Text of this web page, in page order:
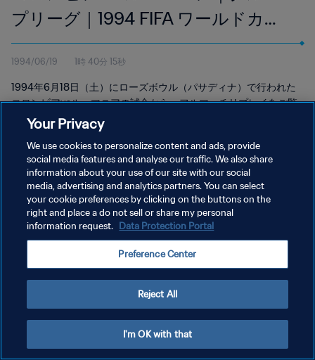
プリーグ｜1994 FIFA ワールドカッ
プ USA｜ フルマッチリプレイ
1994/06/19 1時 40分 15秒
1994年6月18日（土）にローズボウル（パサディナ）で行われた
コロンビアvsルーマニアの試合から、フルマッチリプレイをご覧
ください。
プライバシーポリシー
サービス利用規約
Your Privacy
We use cookies to personalize content and ads, provide
social media features and analyse our traffic. We also share
information about your use of our site with our social
media, advertising and analytics partners. You can select
your cookie preferences by clicking on the buttons on the
right and place a do not sell or share my personal
information request. Data Protection Portal
Preference Center
Reject All
I'm OK with that